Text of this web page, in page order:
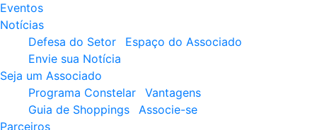
Eventos
Notícias
Defesa do Setor
Espaço do Associado
Envie sua Notícia
Seja um Associado
Programa Constelar
Vantagens
Guia de Shoppings
Associe-se
Parceiros